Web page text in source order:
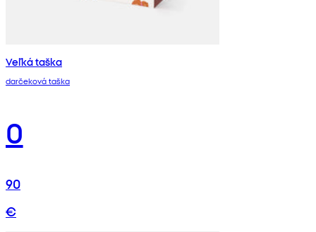
Veľká taška
darčeková taška
0
90
€